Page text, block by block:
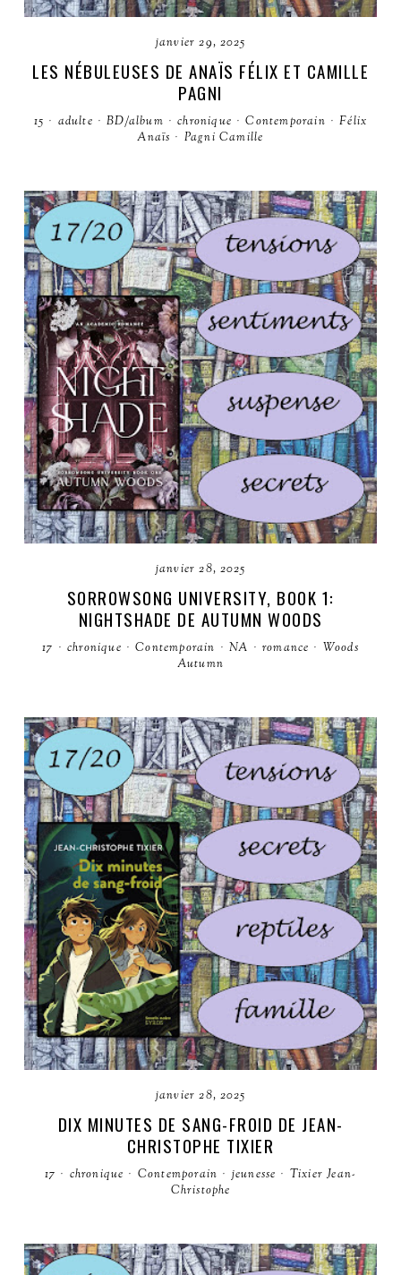
janvier 29, 2025
LES NÉBULEUSES DE ANAÏS FÉLIX ET CAMILLE
PAGNI
15 · adulte · BD/album · chronique · Contemporain · Félix
Anaïs · Pagni Camille
janvier 28, 2025
SORROWSONG UNIVERSITY, BOOK 1:
NIGHTSHADE DE AUTUMN WOODS
17 · chronique · Contemporain · NA · romance · Woods
Autumn
janvier 28, 2025
DIX MINUTES DE SANG-FROID DE JEAN-
CHRISTOPHE TIXIER
17 · chronique · Contemporain · jeunesse · Tixier Jean-
Christophe